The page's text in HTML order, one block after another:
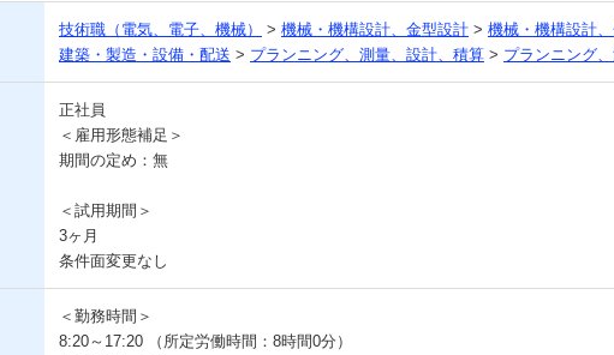
技術職（電気、電子、機械） > 機械・機構設計、金型設計 > 機械・機構設計
建築・製造・設備・配送 > プランニング、測量、設計、積算 > プランニング
正社員
＜雇用形態補足＞
期間の定め：無
＜試用期間＞
3ヶ月
条件面変更なし
＜勤務時間＞
8:20～17:20 （所定労働時間：8時間0分）